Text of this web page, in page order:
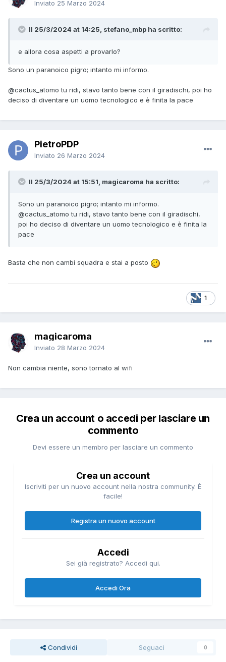
Inviato 25 Marzo 2024
Il 25/3/2024 at 14:25, stefano_mbp ha scritto:
e allora cosa aspetti a provarlo?
Sono un paranoico pigro; intanto mi informo.
@cactus_atomo tu ridi, stavo tanto bene con il giradischi, poi ho
deciso di diventare un uomo tecnologico e è finita la pace
PietroPDP
Inviato 26 Marzo 2024
Il 25/3/2024 at 15:51, magicaroma ha scritto:
Sono un paranoico pigro; intanto mi informo.
@cactus_atomo tu ridi, stavo tanto bene con il giradischi,
poi ho deciso di diventare un uomo tecnologico e è finita la
pace
Basta che non cambi squadra e stai a posto
1
magicaroma
Inviato 28 Marzo 2024
Non cambia niente, sono tornato al wifi
Crea un account o accedi per lasciare un
commento
Devi essere un membro per lasciare un commento
Crea un account
Iscriviti per un nuovo account nella nostra community. È
facile!
Registra un nuovo account
Accedi
Sei già registrato? Accedi qui.
Accedi Ora
Condividi Seguaci 0